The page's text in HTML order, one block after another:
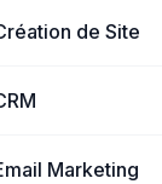
de Site
Marketing
choisir ?
solutions
en